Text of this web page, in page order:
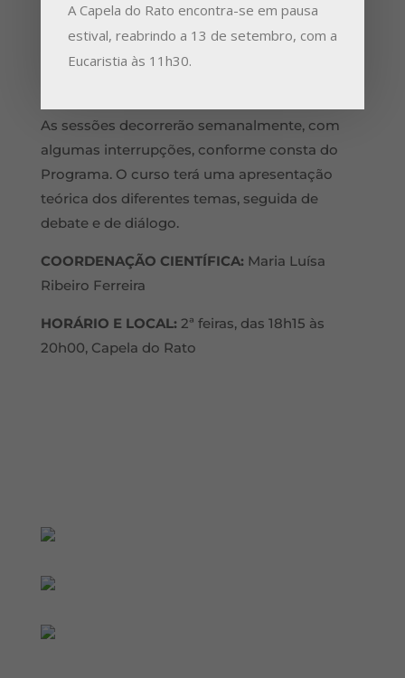
diferentes especialistas que generosamente
aceitaram o nosso pedido de colaboração. Da
mesma forma assim ficam também
As sessões decorrerão semanalmente, com
algumas interrupções, conforme consta do
Programa. O curso terá uma apresentação
teórica dos diferentes temas, seguida de
debate e de diálogo.
COORDENAÇÃO CIENTÍFICA: Maria Luísa
Ribeiro Ferreira
HORÁRIO E LOCAL: 2ª feiras, das 18h15 às
20h00, Capela do Rato
A Capela do Rato encontra-se em pausa
estival, reabrindo a 13 de setembro, com a
Eucaristia às 11h30.